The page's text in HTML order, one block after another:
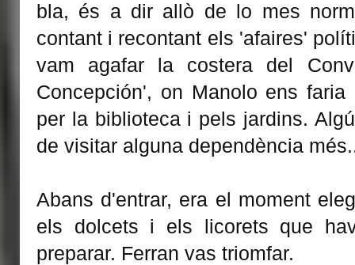
bla, és a dir allò de lo mes
contant i recontant els 'afaires'
vam agafar la costera del
Concepción', on Manolo ens
per la biblioteca i pels jardins.
de visitar alguna dependència
Abans d'entrar, era el moment
els dolcets i els licorets que
preparar. Ferran vas triomfar.